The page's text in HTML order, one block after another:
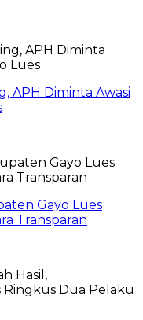
APH Diminta Awasi
Gayo Lues
Transparan